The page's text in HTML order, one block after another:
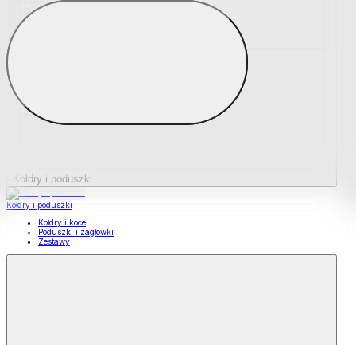
Podkładki na materace
Materace nawierzchniowe
Kołdry i poduszki
Kołdry i poduszki
Kołdry i koce
Poduszki i zagłówki
Zestawy